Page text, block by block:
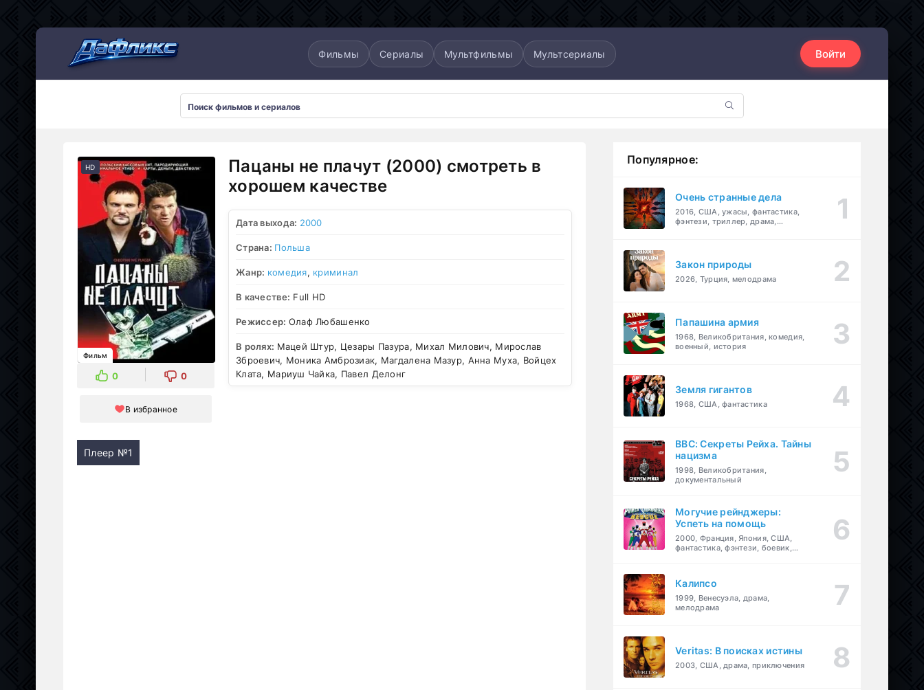
Фильмы Сериалы Мультфильмы Мультсериалы Войти
HD
Фильм
0 0
В избранное
Пацаны не плачут (2000) смотреть в
хорошем качестве
Дата выхода: 2000
Страна: Польша
Жанр: комедия, криминал
В качестве: Full HD
Режиссер: Олаф Любашенко
В ролях: Мацей Штур, Цезары Пазура, Михал Милович, Мирослав
Зброевич, Моника Амброзиак, Магдалена Мазур, Анна Муха, Войцех
Клата, Мариуш Чайка, Павел Делонг
Плеер №1
Популярное:
Очень странные дела
2016, США, ужасы, фантастика,
фэнтези, триллер, драма,
Закон природы
2026, Турция, мелодрама
Папашина армия
1968, Великобритания, комедия,
военный, история
Земля гигантов
1968, США, фантастика
BBC: Секреты Рейха. Тайны
нацизма
1998, Великобритания,
документальный
Могучие рейнджеры:
Успеть на помощь
2000, Франция, Япония, США,
фантастика, фэнтези, боевик,
Калипсо
1999, Венесуэла, драма,
мелодрама
Veritas: В поисках истины
2003, США, драма, приключения
Мультсериалы